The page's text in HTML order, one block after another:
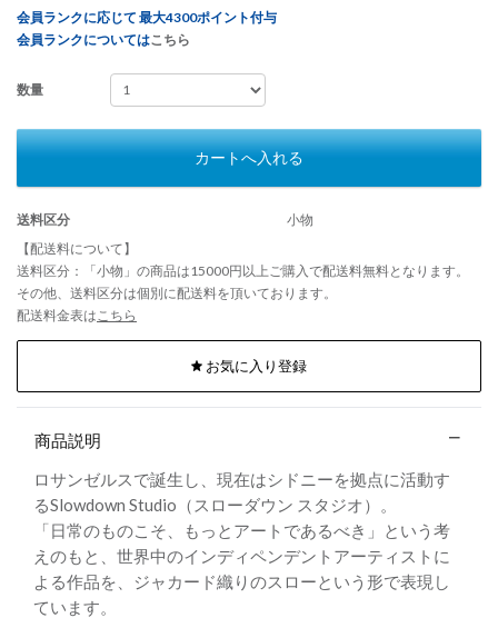
会員ランクに応じて 最大4300ポイント付与
会員ランクについてはこちら
数量
カートへ入れる
送料区分
小物
【配送料について】
送料区分：「小物」の商品は15000円以上ご購入で配送料無料となります。
その他、送料区分は個別に配送料を頂いております。
配送料金表は こちら
お気に入り登録
商品説明
ロサンゼルスで誕生し、現在はシドニーを拠点に活動す
るSlowdown Studio（スローダウン スタジオ）。
「日常のものこそ、もっとアートであるべき」という考
えのもと、世界中のインディペンデントアーティストに
よる作品を、ジャカード織りのスローという形で表現し
ています。